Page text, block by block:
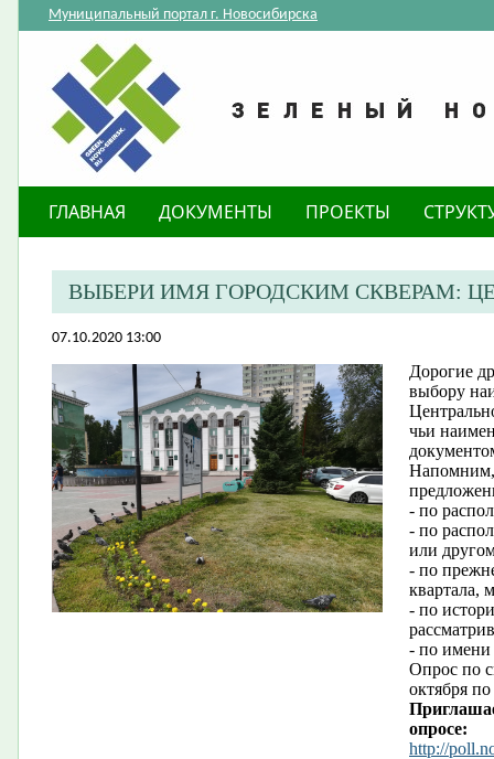
Муниципальный портал г. Новосибирска
ГЛАВНАЯ ДОКУМЕНТЫ ПРОЕКТЫ
ВЫБЕРИ ИМЯ ГОРОДСКИМ СКВЕРАМ:
07.10.2020 13:00
Дорогие
выбору
чьи
Напомним,
- по
- по
или
- по
квартала,
- по
- по имени
Опрос по
октября
опросе:
http://